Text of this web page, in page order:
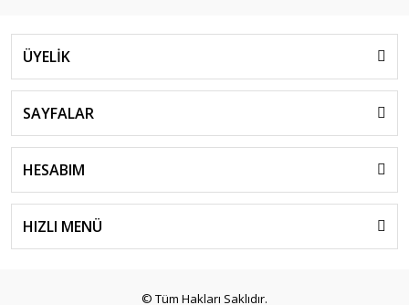
ÜYELİK
SAYFALAR
HESABIM
HIZLI MENÜ
© Tüm Hakları Saklıdır.